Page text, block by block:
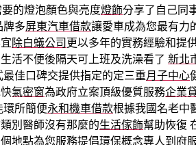
的燈泡顏色與亮度燈飾分享了自己同
多屏東汽車借款讓愛車成為您最有力
除白蟻公司更以多年的實務經驗和提
活不便後隔天可上班及洗澡看了 新北
佳口碑交提供指定的定三重月子中心
氣密窗為政府立案頂級優質服務企業
所簡便永和機車借款根據我國名老中
別醫師沒有那麼的生活傢飾幫助恢復
地點為您服務提倡環保概念專人到府